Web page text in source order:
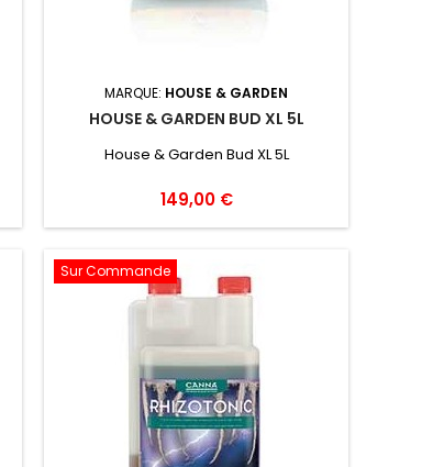
MARQUE: HOUSE & GARDEN
HOUSE & GARDEN BUD XL 5L
House & Garden Bud XL 5L
149,00 €
Sur Commande